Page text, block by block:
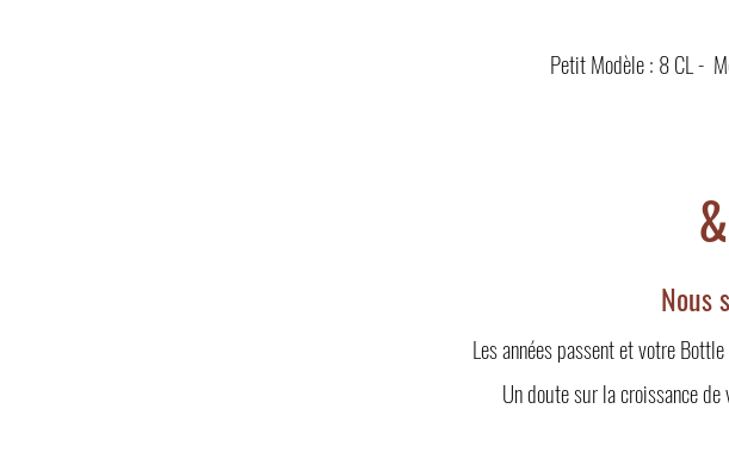
Petit Modèle : 8 CL -
Nous
Les années passent et votre
Un doute sur la croissance